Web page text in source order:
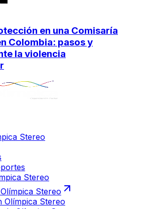
en una Comisaría
Colombia: pasos y
la violencia
Stereo
Stereo
Stereo
Olímpica Stereo